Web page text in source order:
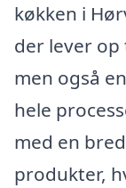
køkken i
der lever
men også
hele
med en
produkter,